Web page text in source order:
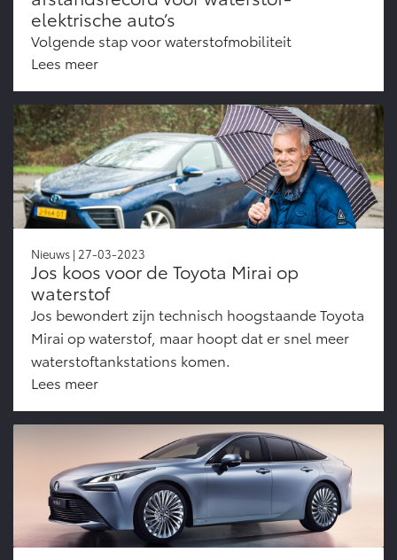
elektrische auto’s
Volgende stap voor waterstofmobiliteit
Lees meer
Nieuws | 27-03-2023
Jos koos voor de Toyota Mirai op
waterstof
Jos bewondert zijn technisch hoogstaande Toyota
Mirai op waterstof, maar hoopt dat er snel meer
waterstoftankstations komen.
Lees meer